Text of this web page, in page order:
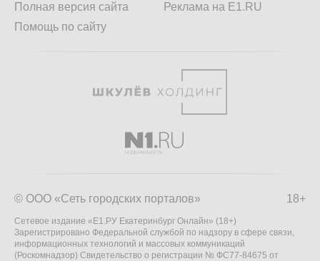
Полная версия сайта
Помощь по сайту
Реклама на E1.RU
18+
© ООО «Сеть городских порталов»
Сетевое издание «Е1.РУ Екатеринбург Онлайн» (18+)
Зарегистрировано Федеральной службой по надзору в сфере связи,
информационных технологий и массовых коммуникаций
(Роскомнадзор) Свидетельство о регистрации № ФС77-84675 от